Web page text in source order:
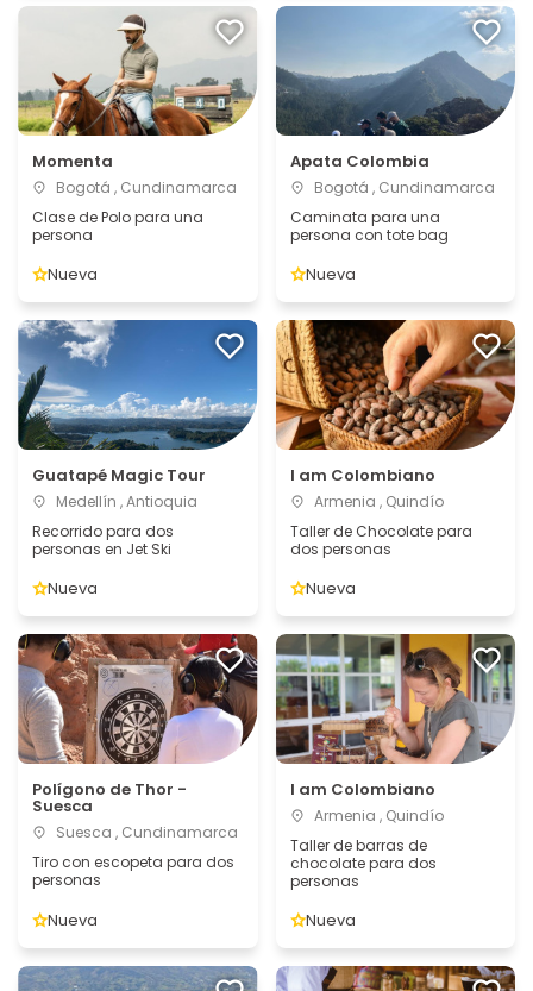
Momenta
Bogotá , Cundinamarca
Clase de Polo para una
persona
Nueva
Apata Colombia
Bogotá , Cundinamarca
Caminata para una
persona con tote bag
Nueva
Guatapé Magic Tour
Medellín , Antioquia
Recorrido para dos
personas en Jet Ski
Nueva
I am Colombiano
Armenia , Quindío
Taller de Chocolate para
dos personas
Nueva
Polígono de Thor -
Suesca
Suesca , Cundinamarca
Tiro con escopeta para dos
personas
Nueva
I am Colombiano
Armenia , Quindío
Taller de barras de
chocolate para dos
personas
Nueva